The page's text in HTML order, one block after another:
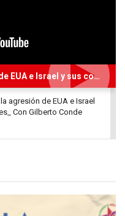
La respuesta iraní a la agresión de EUA e Israel y sus complicaciones_ Con Gilberto Conde
agresión de EUA e Israel
Con Gilberto Conde